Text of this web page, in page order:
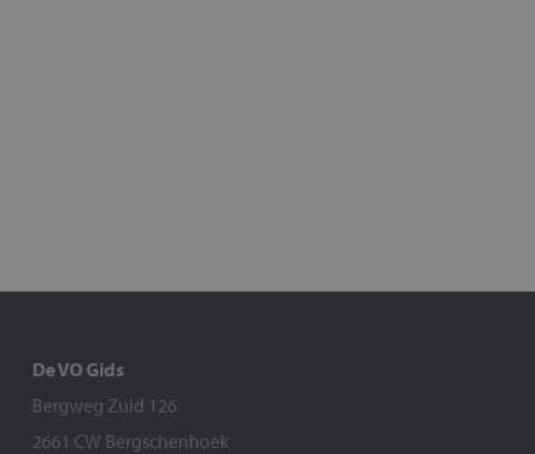
De VO Gids
Bergweg Zuid 126
2661 CW Bergschenhoek